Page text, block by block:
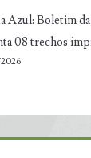
Azul: Boletim
08 trechos